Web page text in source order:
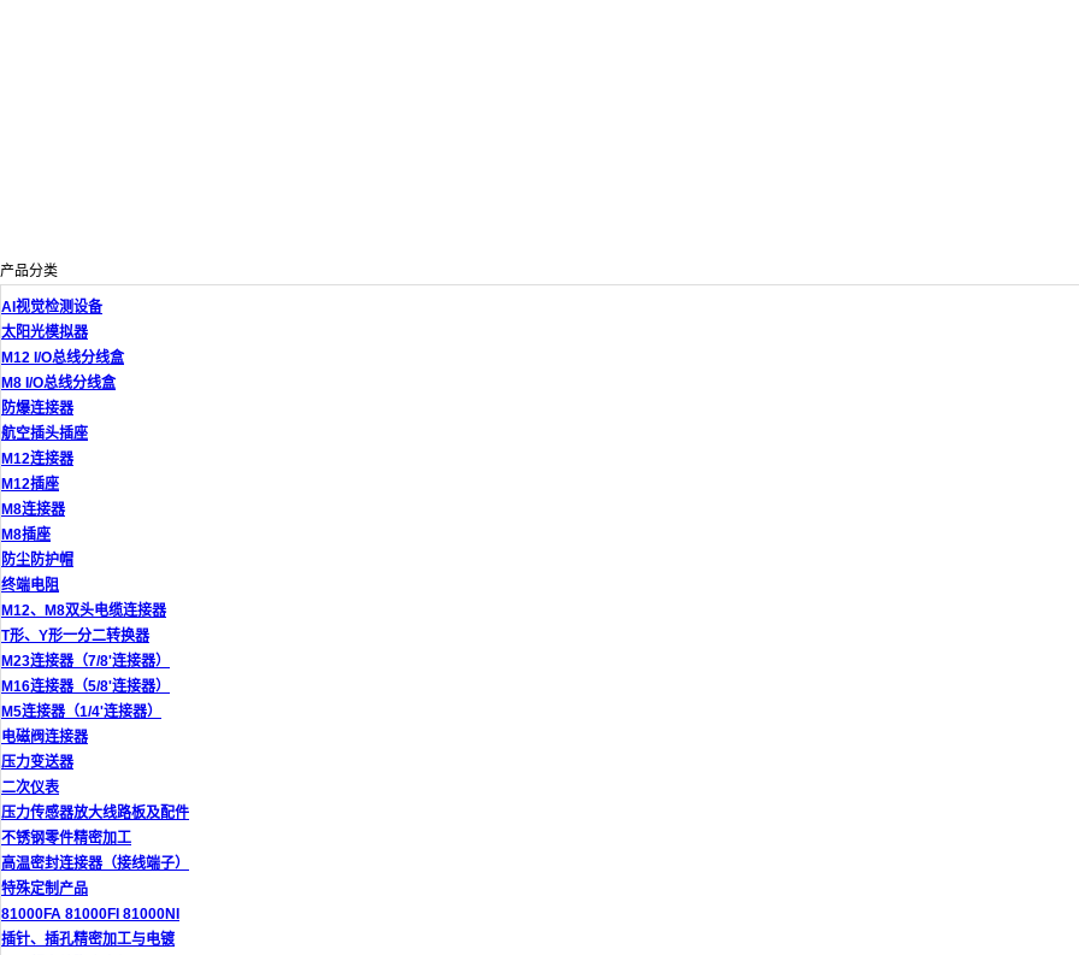
产品分类
AI视觉检测设备
太阳光模拟器
M12 I/O总线分线盒
M8 I/O总线分线盒
防爆连接器
航空插头插座
M12连接器
M12插座
M8连接器
M8插座
防尘防护帽
终端电阻
M12、M8双头电缆连接器
T形、Y形一分二转换器
M23连接器（7/8'连接器）
M16连接器（5/8'连接器）
M5连接器（1/4'连接器）
电磁阀连接器
压力变送器
二次仪表
压力传感器放大线路板及配件
不锈钢零件精密加工
高温密封连接器（接线端子）
特殊定制产品
81000FA 81000FI 81000NI
插针、插孔精密加工与电镀